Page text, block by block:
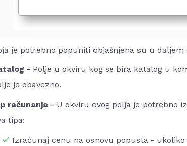
je potrebno popuniti objašnjena su u daljem
- Polje u okviru kog se bira katalog u
je obavezno.
računanja - U okviru ovog polja je potrebno
tipa:
Izračunaj cenu na osnovu popusta -